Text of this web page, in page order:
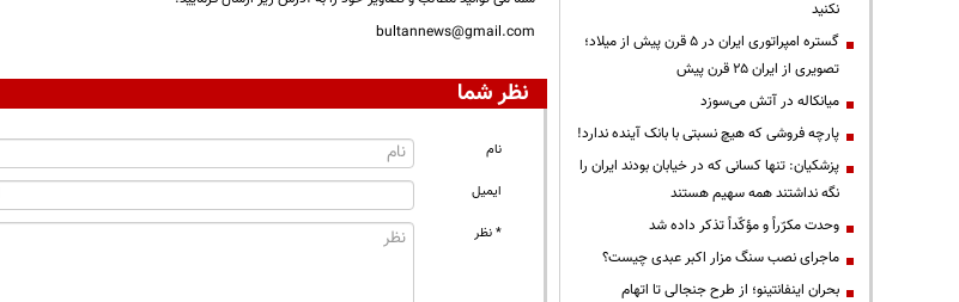
bultannews@gmail.com
نظر شما
نام
ایمیل
* نظر
نکنید
گستره امپراتوری ایران در ۵ قرن پیش از میلاد؛
تصویری از ایران ۲۵ قرن پیش
میانکاله در آتش می‌سوزد
پارچه فروشی که هیچ نسبتی با بانک آینده ندارد!
پزشکیان: تنها کسانی که در خیابان بودند ایران را
نگه نداشتند همه سهیم هستند
وحدت مکرّراً و مؤکّداً تذکر داده شد
ماجرای نصب سنگ مزار اکبر عبدی چیست؟
بحران اینفانتینو؛ از طرح جنجالی تا اتهام